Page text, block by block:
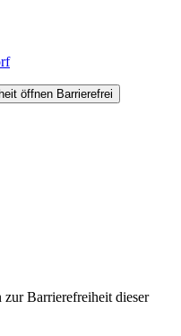
öffnen Barrierefrei
Barrierefreiheit dieser